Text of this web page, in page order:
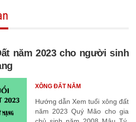
năm 2023 cho người sinh
Hướng dẫn Xem tuổi xông đất
năm 2023 Quý Mão cho gia
XÔNG ĐẤT NĂM